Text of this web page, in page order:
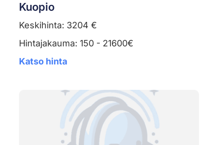
Kuopio
Keskihinta: 3204 €
Hintajakauma: 150 - 21600€
Katso hinta